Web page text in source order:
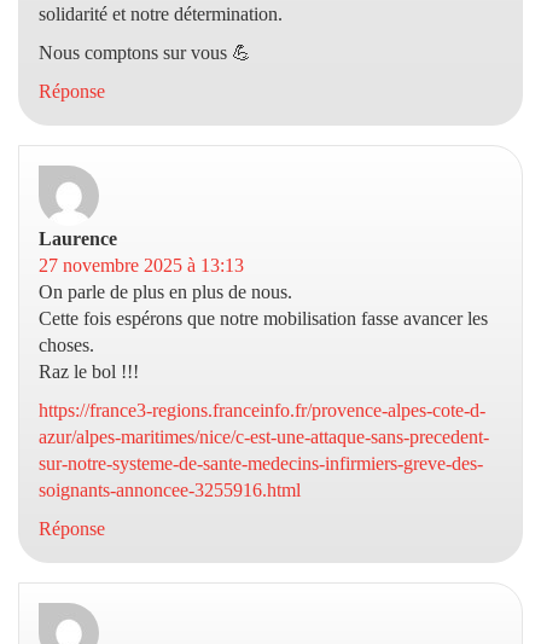
solidarité et notre détermination.
Nous comptons sur vous 💪
Réponse
Laurence
27 novembre 2025 à 13:13
On parle de plus en plus de nous.
Cette fois espérons que notre mobilisation fasse avancer les
choses.
Raz le bol !!!
https://france3-regions.franceinfo.fr/provence-alpes-cote-d-
azur/alpes-maritimes/nice/c-est-une-attaque-sans-precedent-
sur-notre-systeme-de-sante-medecins-infirmiers-greve-des-
soignants-annoncee-3255916.html
Réponse